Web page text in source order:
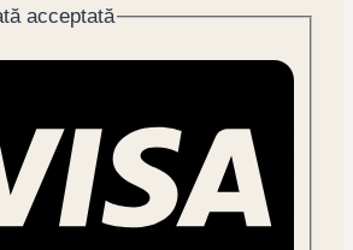
acceptată